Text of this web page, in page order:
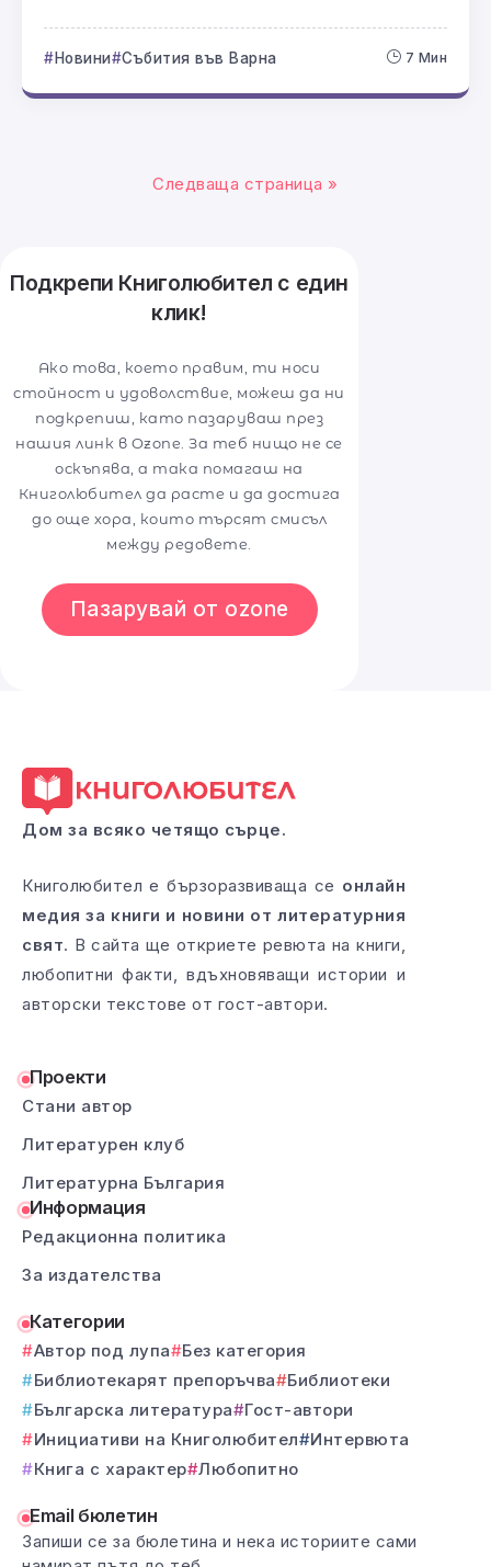
Новини Събития във Варна 7 Мин
Следваща страница »
Подкрепи Книголюбител с един
клик!
Ако това, което правим, ти носи
стойност и удоволствие, можеш да ни
подкрепиш, като пазаруваш през
нашия линк в Ozone. За теб нищо не се
оскъпява, а така помагаш на
Книголюбител да расте и да достига
до още хора, които търсят смисъл
между редовете.
Пазарувай от ozone
Дом за всяко четящо сърце.
Книголюбител е бързоразвиваща се онлайн
медия за книги и новини от литературния
свят. В сайта ще откриете ревюта на книги,
любопитни факти, вдъхновяващи истории и
авторски текстове от гост-автори.
Проекти
Стани автор
Литературен клуб
Литературна България
Информация
Редакционна политика
За издателства
Категории
Автор под лупа
Без категория
Библиотекарят препоръчва
Библиотеки
Българска литература
Гост-автори
Инициативи на Книголюбител
Интервюта
Книга с характер Любопитно
Email бюлетин
Запиши се за бюлетина и нека историите сами